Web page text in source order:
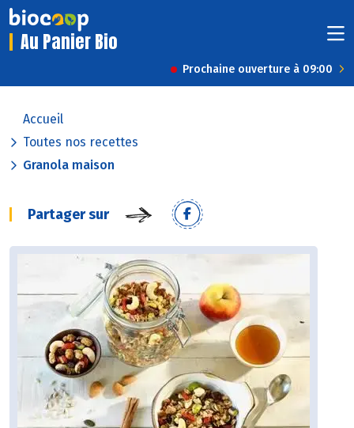
Au Panier Bio
Prochaine ouverture à 09:00
Accueil
Toutes nos recettes
Granola maison
Partager sur